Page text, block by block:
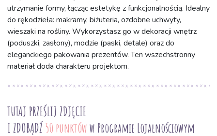
utrzymanie formy, łącząc estetykę z funkcjonalnością. Idealny
do rękodzieła: makramy, biżuteria, ozdobne uchwyty,
wieszaki na rośliny. Wykorzystasz go w dekoracji wnętrz
(poduszki, zasłony), modzie (paski, detale) oraz do
eleganckiego pakowania prezentów. Ten wszechstronny
materiał doda charakteru projektom.
TUTAJ PRZEŚLIJ ZDJĘCIE
I ZDOBĄDŹ 50 punktóww Programie Lojalnościowym